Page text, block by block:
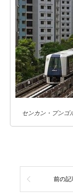
センカン・プンゴ
前の記